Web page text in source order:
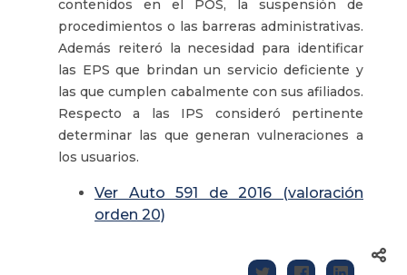
contenidos en el POS, la suspensión de
procedimientos o las barreras administrativas.
Además reiteró la necesidad para identificar
las EPS que brindan un servicio deficiente y
las que cumplen cabalmente con sus afiliados.
Respecto a las IPS consideró pertinente
determinar las que generan vulneraciones a
los usuarios.
Ver Auto 591 de 2016 (valoración
orden 20)